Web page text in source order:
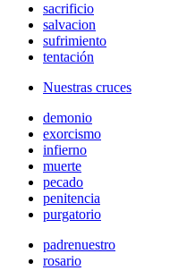
sacrificio
salvacion
sufrimiento
tentación
Nuestras cruces
demonio
exorcismo
infierno
muerte
pecado
penitencia
purgatorio
padrenuestro
rosario